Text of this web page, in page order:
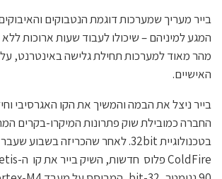
בייר מעריך שמערכות דוגמת הנטבוקים
המגע למיניהם – שיכולו לעבוד שעות ארוכות
מהר מאוד למערכות תחילת גלישה באינטרנט,
האישיים.
בייר ניצל את הבמה והמשיך את הקו האגרסיבי